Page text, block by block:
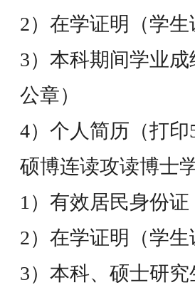
2）在学证明（学生
3）本科期间学业
公章）
4）个人简历（打印
硕博连读攻读博士
1）有效居民身份证
2）在学证明（学生
3）本科、硕士研